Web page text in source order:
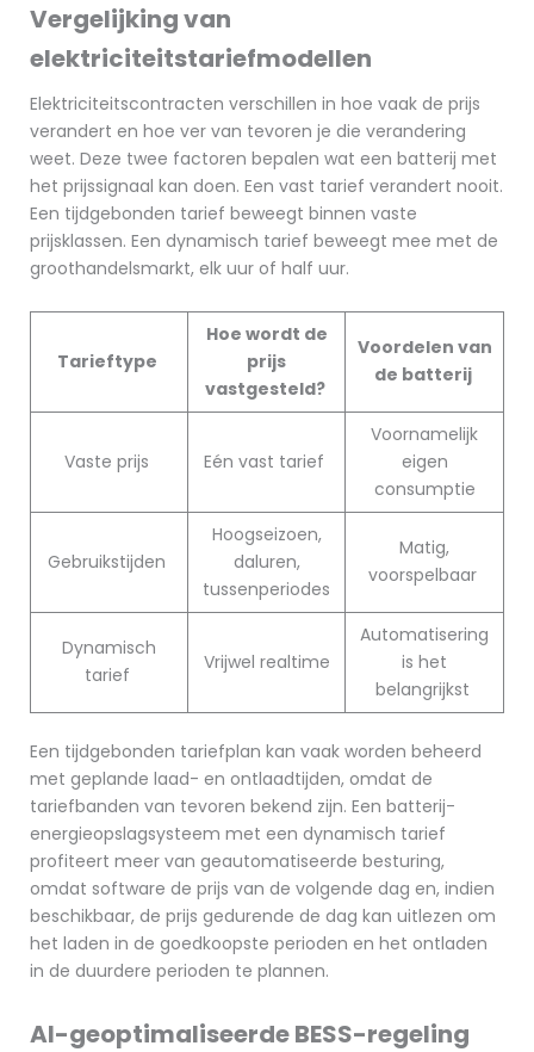
Vergelijking van
elektriciteitstariefmodellen
Elektriciteitscontracten verschillen in hoe vaak de prijs
verandert en hoe ver van tevoren je die verandering
weet. Deze twee factoren bepalen wat een batterij met
het prijssignaal kan doen. Een vast tarief verandert nooit.
Een tijdgebonden tarief beweegt binnen vaste
prijsklassen. Een dynamisch tarief beweegt mee met de
groothandelsmarkt, elk uur of half uur.
Tarieftype
Hoe wordt de
prijs
vastgesteld?
Voordelen van
de batterij
Vaste prijs Eén vast tarief
Voornamelijk
eigen
consumptie
Gebruikstijden
Hoogseizoen,
daluren,
tussenperiodes
Matig,
voorspelbaar
Dynamisch
tarief
Vrijwel realtime
Automatisering
is het
belangrijkst
Een tijdgebonden tariefplan kan vaak worden beheerd
met geplande laad- en ontlaadtijden, omdat de
tariefbanden van tevoren bekend zijn. Een batterij-
energieopslagsysteem met een dynamisch tarief
profiteert meer van geautomatiseerde besturing,
omdat software de prijs van de volgende dag en, indien
beschikbaar, de prijs gedurende de dag kan uitlezen om
het laden in de goedkoopste perioden en het ontladen
in de duurdere perioden te plannen.
AI-geoptimaliseerde BESS-regeling